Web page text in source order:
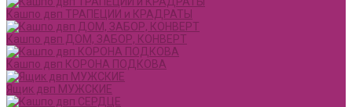
Кашпо двп ТРАПЕЦИИ и КРАДРАТЫ
Кашпо двп ДОМ, ЗАБОР, КОНВЕРТ
Кашпо двп КОРОНА ПОДКОВА
Ящик двп МУЖСКИЕ